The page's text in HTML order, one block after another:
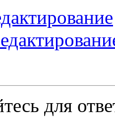
для